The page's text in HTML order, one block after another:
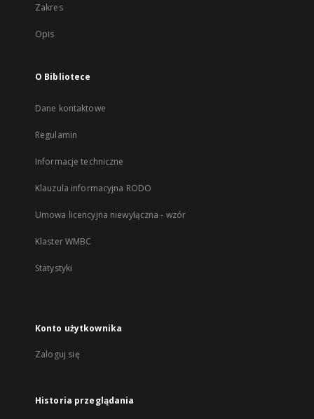
Zakres
Opis
O Bibliotece
Dane kontaktowe
Regulamin
Informacje techniczne
Klauzula informacyjna RODO
Umowa licencyjna niewyłączna - wzór
Klaster WMBC
Statystyki
Konto użytkownika
Zaloguj się
Historia przeglądania